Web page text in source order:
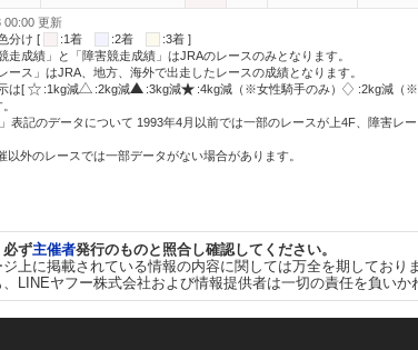
00:00 更新
分け [
:1着 :2着
:3着 ]
走成績」と「障害競走成績」はJRAのレースのみとなります。
ース」はJRA、地方、海外で出走したレースの成績となります。
は[
:1kg減 :2kg減 :3kg減 :4kg減（※女性騎手のみ）
:2kg減（
表記のデータについて 1993年4月以前では一部のレースが上4F、障害レ
外のレースでは一部データがない場合があります。
必ず主催者発行のものと照合し確認してください。
上に掲載されている情報の内容に関しては万全を期してお
LINEヤフー株式会社および情報提供者は一切の責任を負いか